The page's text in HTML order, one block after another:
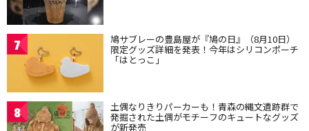
7 鳩サブレーの豊島屋が『鳩の日』（8月10日）
限定グッズ詳細を発表！今年はシリコンポーチ
「はとっこ」
8 土偶なりきりパーカーも！青森の縄文遺跡群で
発掘された土偶がモチーフのキュートなグッズ
が新発売